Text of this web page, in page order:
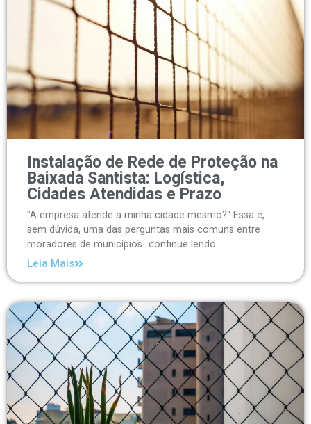
Instalação de Rede de Proteção na
Baixada Santista: Logística,
Cidades Atendidas e Prazo
"A empresa atende a minha cidade mesmo?" Essa é,
sem dúvida, uma das perguntas mais comuns entre
moradores de municípios...continue lendo
Leia Mais